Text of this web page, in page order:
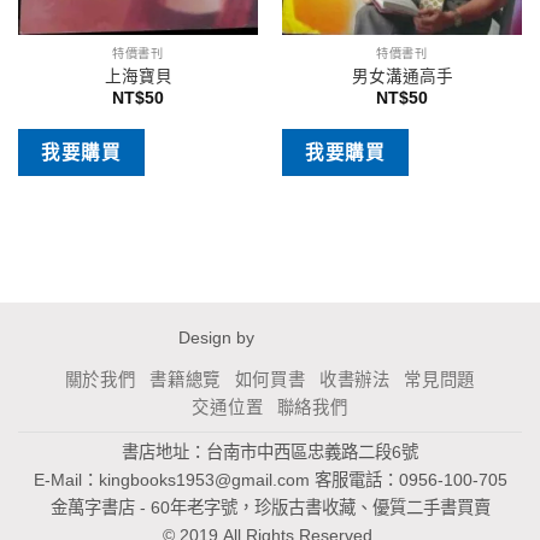
特價書刊
上海寶貝
NT$50
我要購買
特價書刊
男女溝通高手
NT$50
我要購買
Design by
關於我們 書籍總覽 如何買書 收書辦法
常見問題
交通位置
聯絡我們
書店地址：台南市中西區忠義路二段6號
E-Mail： kingbooks1953@gmail.com 客服電話：0956-100-705
金萬字書店 - 60年老字號，珍版古書收藏、優質二手書買賣
© 2019 All Rights Reserved.